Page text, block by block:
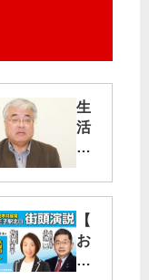
生
活
保
護
扶
養
照
会
拒
【
お
知